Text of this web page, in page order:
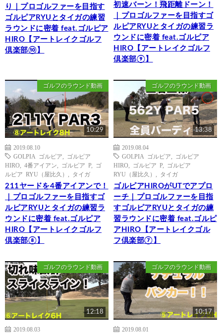
り｜プロゴルファーを目指す
ゴルピアRYUとタイガの練習
ラウンドに密着 feat.ゴルピア
HIRO【アートレイクゴルフ
倶楽部⑩】
初速バーン！飛距離ドーン！
｜プロゴルファーを目指すゴ
ルピアRYUとタイガの練習ラ
ウンドに密着 feat.ゴルピア
HIRO【アートレイクゴルフ
倶楽部⑨】
ゴルフのラウンド動画
10:29
2019.08.10
GOLPIA ゴルピア
ゴルピア
HIRO
4番アイアン ゴルピア P
ゴ
ルピア RYU（屋比久）
タイガ
211ヤードを4番アイアンで！
｜プロゴルファーを目指すゴ
ルピアRYUとタイガの練習ラ
ウンドに密着 feat.ゴルピア
HIRO【アートレイクゴルフ
倶楽部⑧】
ゴルフのラウンド動画
13:38
2019.08.04
GOLPIA ゴルピア
ゴルピア
HIRO
ゴルピア P
ゴルピア
RYU（屋比久）
タイガ
ゴルピアHIROがUTでアプロ
ーチ｜プロゴルファーを目指
すゴルピアRYUとタイガの練
習ラウンドに密着 feat.ゴルピ
アHIRO【アートレイクゴル
フ倶楽部⑦】
ゴルフのラウンド動画
12:18
2019.08.03
ゴルフのラウンド動画
10:17
2019.08.01